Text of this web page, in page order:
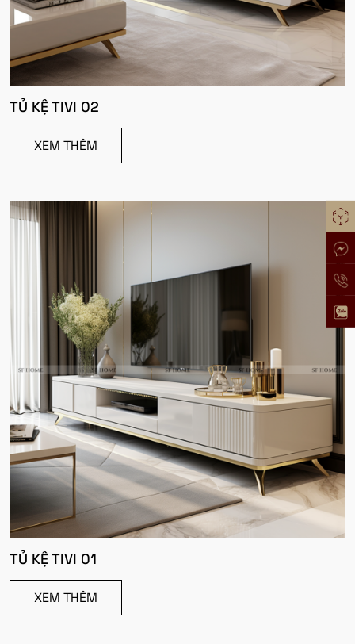
TỦ KỆ TIVI 02
XEM THÊM
TỦ KỆ TIVI 01
XEM THÊM